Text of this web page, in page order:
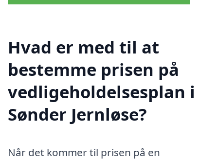
Hvad er med til at
bestemme prisen på
vedligeholdelsesplan i
Sønder Jernløse?
Når det kommer til prisen på en